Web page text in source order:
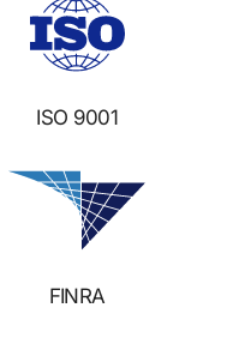
ISO 9001
FINRA